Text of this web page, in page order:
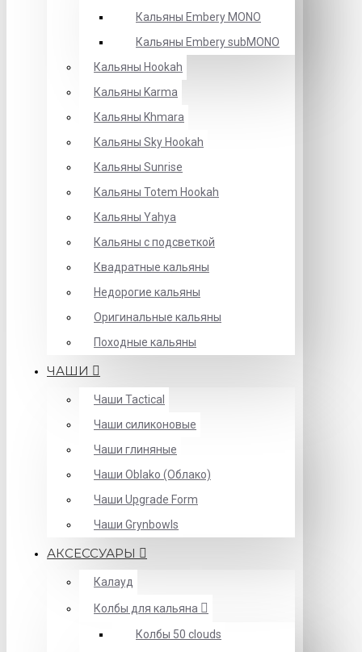
Кальяны Embery MONO
Кальяны Embery subMONO
Кальяны Hookah
Кальяны Karma
Кальяны Khmara
Кальяны Sky Hookah
Кальяны Sunrise
Кальяны Totem Hookah
Кальяны Yahya
Кальяны с подсветкой
Квадратные кальяны
Недорогие кальяны
Оригинальные кальяны
Походные кальяны
ЧАШИ
Чаши Tactical
Чаши силиконовые
Чаши глиняные
Чаши Oblako (Облако)
Чаши Upgrade Form
Чаши Grynbowls
АКСЕССУАРЫ
Калауд
Колбы для кальяна
Колбы 50 clouds